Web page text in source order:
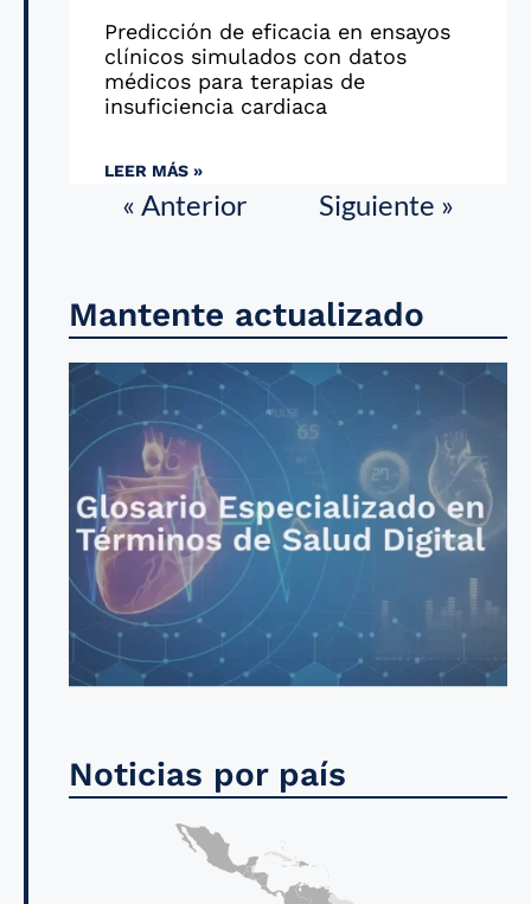
Predicción de eficacia en ensayos
clínicos simulados con datos
médicos para terapias de
insuficiencia cardiaca
LEER MÁS »
« Anterior Siguiente »
Mantente actualizado
Noticias por país